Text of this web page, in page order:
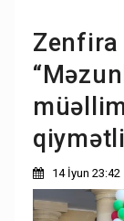
Zenfira
14 İyun 23:42